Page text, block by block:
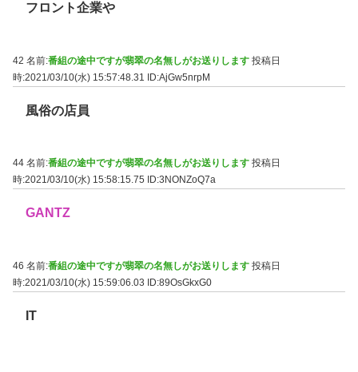
フロント企業や
42 名前:番組の途中ですが翡翠の名無しがお送りします 投稿日
時:2021/03/10(水) 15:57:48.31 ID:AjGw5nrpM
風俗の店員
44 名前:番組の途中ですが翡翠の名無しがお送りします 投稿日
時:2021/03/10(水) 15:58:15.75
ID:3NONZoQ7a
GANTZ
46 名前:番組の途中ですが翡翠の名無しがお送りします 投稿日
時:2021/03/10(水) 15:59:06.03 ID:89OsGkxG0
IT